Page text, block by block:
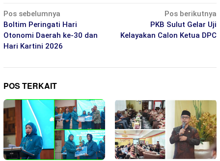
Navigasi
pos
Pos sebelumnya
Boltim Peringati Hari
Otonomi Daerah ke-30 dan
Hari Kartini 2026
Pos berikutnya
PKB Sulut Gelar Uji
Kelayakan Calon Ketua DPC
POS TERKAIT